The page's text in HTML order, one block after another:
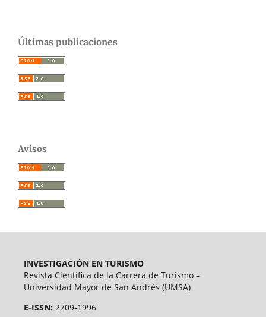
Últimas publicaciones
Avisos
INVESTIGACIÓN EN TURISMO
Revista Científica de la Carrera de Turismo –
Universidad Mayor de San Andrés (UMSA)
E-ISSN: 2709-1996